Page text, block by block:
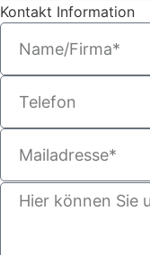
Kontakt Information